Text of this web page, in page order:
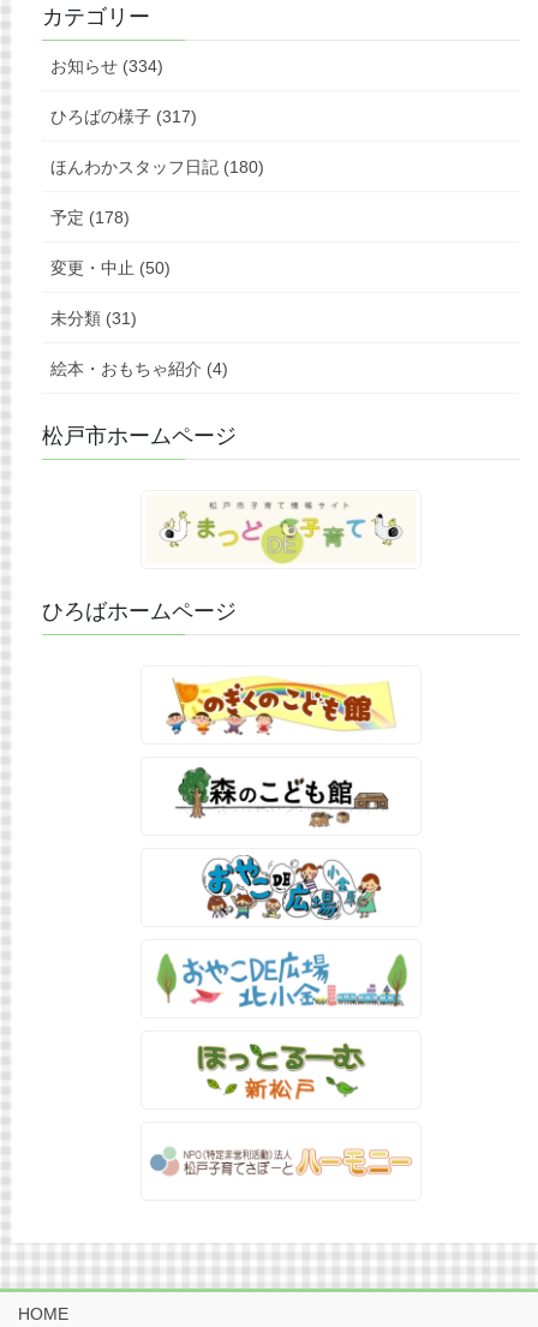
カテゴリー
お知らせ (334)
ひろばの様子 (317)
ほんわかスタッフ日記 (180)
予定 (178)
変更・中止 (50)
未分類 (31)
絵本・おもちゃ紹介 (4)
松戸市ホームページ
ひろばホームページ
HOME